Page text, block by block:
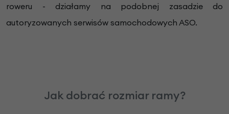
roweru - działamy na podobnej zasadzie do
autoryzowanych serwisów samochodowych ASO.
Jak dobrać rozmiar ramy?